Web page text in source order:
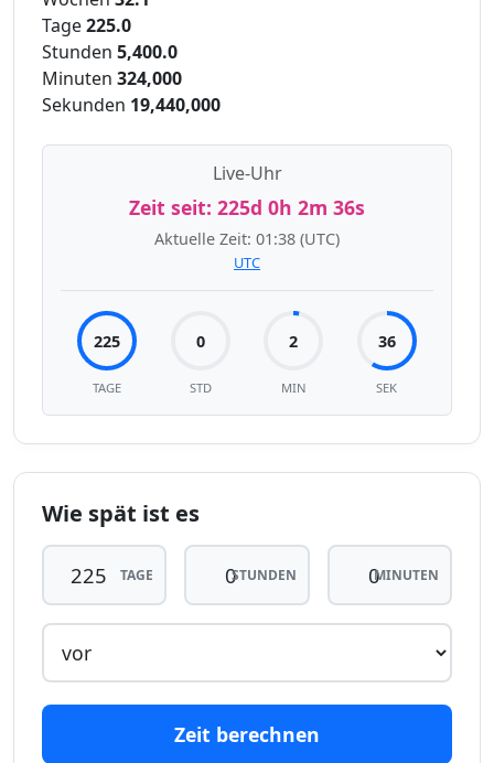
Tage225.0
Stunden 5,400.0
Minuten 324,000
Sekunden 19,440,000
Live-Uhr
Zeit seit: 225d 0h 2m 36s
Aktuelle Zeit: 01:38 (UTC)
UTC
225
TAGE
0
STD
2
MIN
36
SEK
Wie spät ist es
TAGE STUNDEN MINUTEN
Zeit berechnen